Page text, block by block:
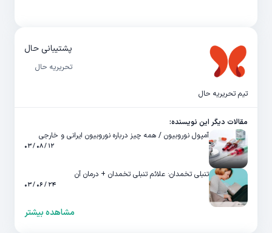
پشتیبانی حال
تحریریه حال
تیم تحریریه حال
مقالات دیگر این نویسنده:
آمپول نوروبیون / همه چیز درباره نوروبیون ایرانی و خارجی
۱۲ / ۰۸ / ۰۳
تنبلی تخمدان: علائم تنبلی تخمدان + درمان آن
۲۴ / ۰۶ / ۰۳
مشاهده بیشتر